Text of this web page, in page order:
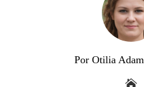
Por Otilia